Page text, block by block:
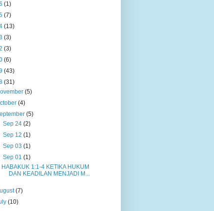
(1)
(7)
(13)
(3)
(3)
(6)
(43)
(31)
(5)
(4)
(5)
Sep 24 (2)
Sep 12 (1)
Sep 03 (1)
Sep 01 (1)
HABAKUK 1:1-4 KETIKA HUKUM
DAN KEADILAN MENJADI M...
(7)
(10)